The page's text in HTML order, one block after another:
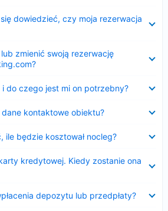
dowiedzieć, czy moja rezerwacja
zmienić swoją rezerwację
i do czego jest mi on potrzebny?
kontaktowe obiektu?
ile będzie kosztował nocleg?
kredytowej. Kiedy zostanie ona
depozytu lub przedpłaty?